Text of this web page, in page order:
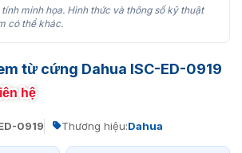
minh họa. Hình thức và thông số kỹ thuật
có thể khác.
từ cứng Dahua ISC-ED-0919
hệ
0919 Thương hiệu:Dahua